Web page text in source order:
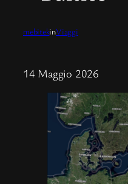
mebitekinViaggi
14 Maggio 2026